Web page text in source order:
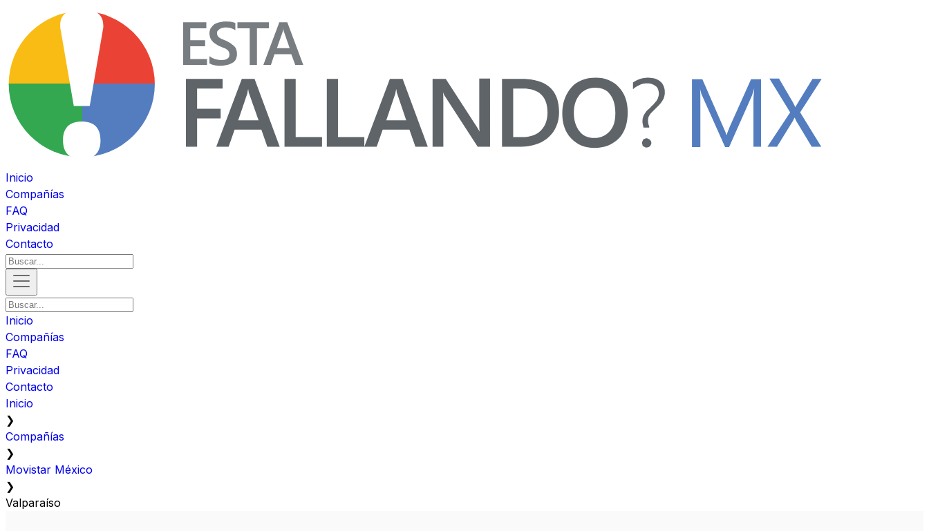
Inicio
Compañías
FAQ
Privacidad
Contacto
Inicio
Compañías
FAQ
Privacidad
Contacto
Inicio
❯
Compañías
❯
Movistar México
❯
Valparaíso